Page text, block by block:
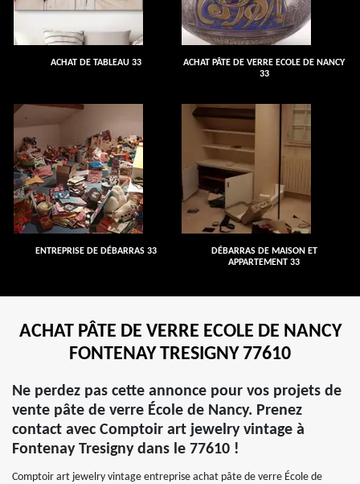
ACHAT DE TABLEAU 33
ACHAT PÂTE DE VERRE ECOLE DE NANCY
33
ENTREPRISE DE DÉBARRAS 33
DÉBARRAS DE MAISON ET
APPARTEMENT 33
ACHAT PÂTE DE VERRE ECOLE DE NANCY
FONTENAY TRESIGNY 77610
Ne perdez pas cette annonce pour vos projets de
vente pâte de verre École de Nancy. Prenez
contact avec Comptoir art jewelry vintage à
Fontenay Tresigny dans le 77610 !
Comptoir art jewelry vintage entreprise achat pâte de verre École de